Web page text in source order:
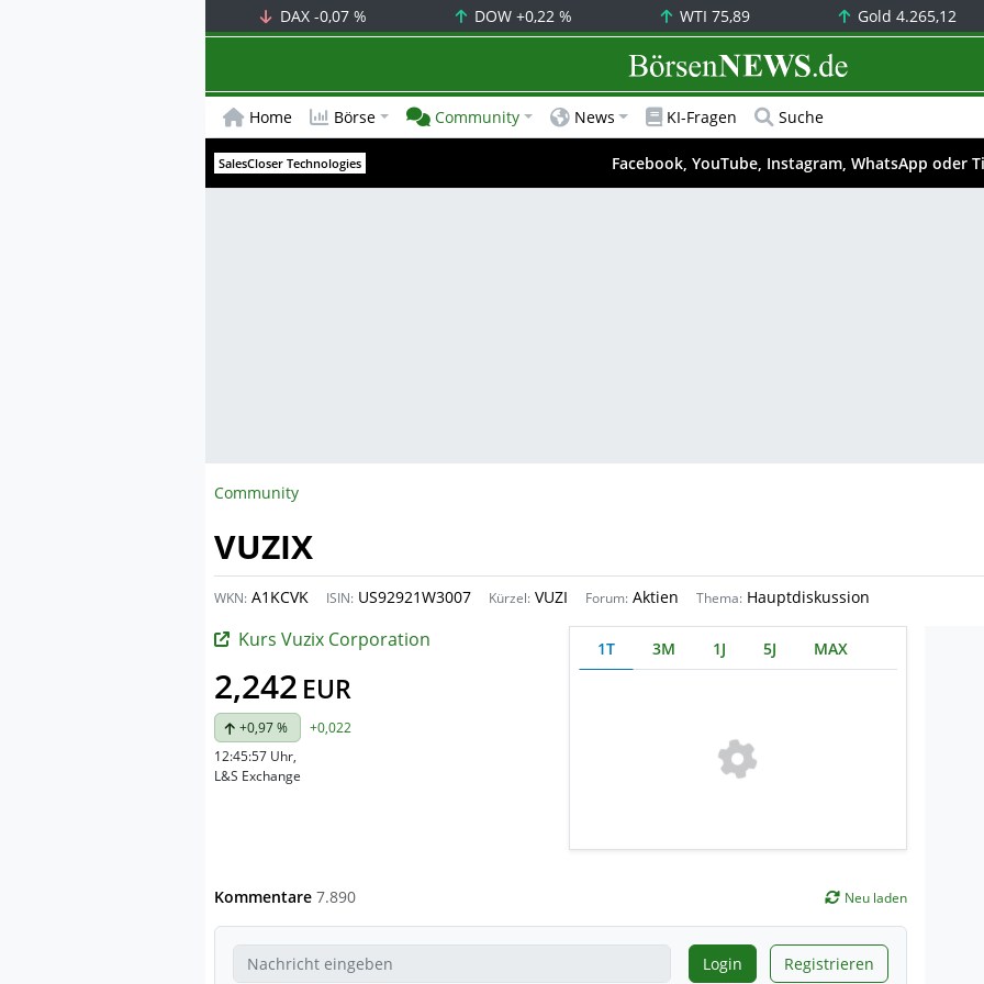
DAX -0,07 % DOW+0,22 % WTI75,89 Gold4.265,12
BörsenNEWS.de
Home Börse Community News KI-Fragen Suche
SalesCloser Technologies Facebook, YouTube, Instagram, WhatsApp oder
Community
VUZIX
WKN: A1KCVK ISIN: US92921W3007 Kürzel: VUZI Forum: Aktien Thema: Hauptdiskussion
Kurs Vuzix Corporation
2,242 EUR
+0,97 %
+0,022
12:45:57 Uhr,
L&S Exchange
1T 3M 1J 5J MAX
Kommentare 7.890 Neu laden
Login Registrieren